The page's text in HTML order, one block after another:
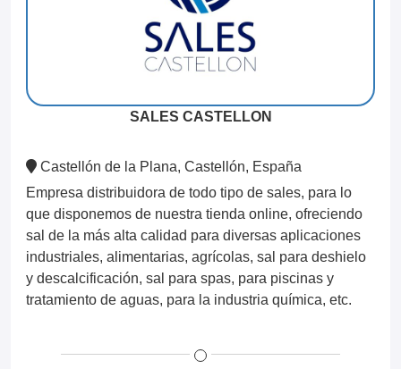
SALES CASTELLON
Castellón de la Plana, Castellón, España
Empresa distribuidora de todo tipo de sales, para lo
que disponemos de nuestra tienda online, ofreciendo
sal de la más alta calidad para diversas aplicaciones
industriales, alimentarias, agrícolas, sal para deshielo
y descalcificación, sal para spas, para piscinas y
tratamiento de aguas, para la industria química, etc.